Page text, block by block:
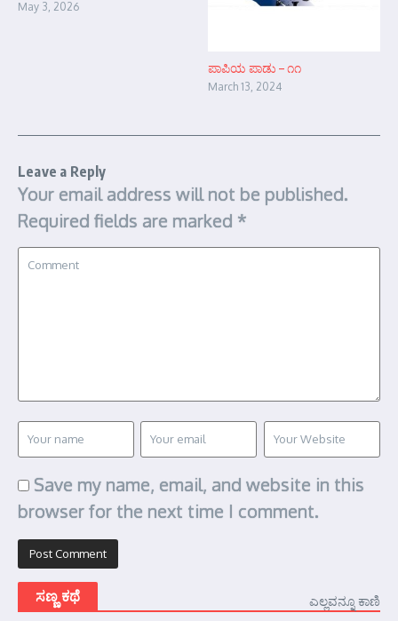
May 3, 2026
ಪಾಪಿಯ ಪಾಡು – ೧೧
March 13, 2024
Leave a Reply
Your email address will not be published.
Required fields are marked *
Save my name, email, and website in this
browser for the next time I comment.
ಸಣ್ಣ ಕಥೆ ಎಲ್ಲವನ್ನೂ ಕಾಣಿ